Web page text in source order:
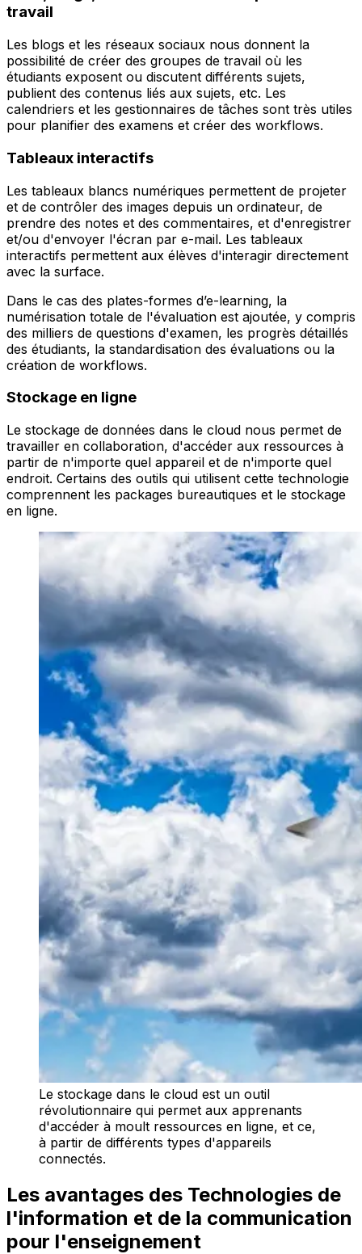
travail
Les blogs et les réseaux sociaux nous donnent la
possibilité de créer des groupes de travail où les
étudiants exposent ou discutent différents sujets,
publient des contenus liés aux sujets, etc. Les
calendriers et les gestionnaires de tâches sont très utiles
pour planifier des examens et créer des workflows.
Tableaux interactifs
Les tableaux blancs numériques permettent de projeter
et de contrôler des images depuis un ordinateur, de
prendre des notes et des commentaires, et d'enregistrer
et/ou d'envoyer l'écran par e-mail. Les tableaux
interactifs permettent aux élèves d'interagir directement
avec la surface.
Dans le cas des plates-formes d’e-learning, la
numérisation totale de l'évaluation est ajoutée, y compris
des milliers de questions d'examen, les progrès détaillés
des étudiants, la standardisation des évaluations ou la
création de workflows.
Stockage en ligne
Le stockage de données dans le cloud nous permet de
travailler en collaboration, d'accéder aux ressources à
partir de n'importe quel appareil et de n'importe quel
endroit. Certains des outils qui utilisent cette technologie
comprennent les packages bureautiques et le stockage
en ligne.
Le stockage dans le cloud est un outil
révolutionnaire qui permet aux apprenants
d'accéder à moult ressources en ligne, et ce,
à partir de différents types d'appareils
connectés.
Les avantages des Technologies de
l'information et de la communication
pour l'enseignement